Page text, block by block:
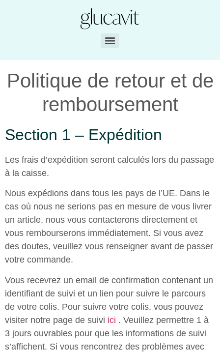
Politique de retour et de
remboursement
Section 1 – Expédition
Les frais d’expédition seront calculés lors du passage
à la caisse.
Nous expédions dans tous les pays de l’UE. Dans le
cas où nous ne serions pas en mesure de vous livrer
un article, nous vous contacterons directement et
vous rembourserons immédiatement. Si vous avez
des doutes, veuillez vous renseigner avant de passer
votre commande.
Vous recevrez un email de confirmation contenant un
identifiant de suivi et un lien pour suivre le parcours
de votre colis. Pour suivre votre colis, vous pouvez
visiter notre page de suivi ici . Veuillez permettre 1 à
3 jours ouvrables pour que les informations de suivi
s’affichent. Si vous rencontrez des problèmes avec